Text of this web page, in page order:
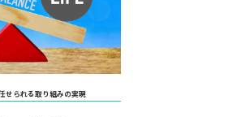
せられる取り組みの実現